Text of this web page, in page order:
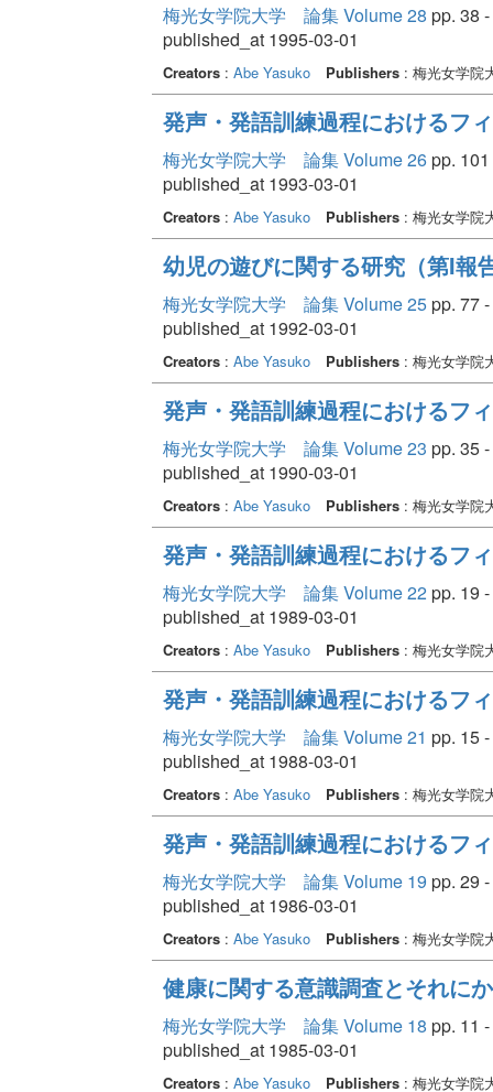
梅光女学院大学 論集 Volume 28 pp. 38
published_at 1995-03-01
Creators: Abe Yasuko Publishers: 梅光女学院
発声・発語訓練過程におけるフ
梅光女学院大学 論集 Volume 26pp. 101
published_at 1993-03-01
Creators: Abe Yasuko Publishers: 梅光女学院
幼児の遊びに関する研究（第I報
梅光女学院大学 論集 Volume 25pp. 77 -
published_at 1992-03-01
Creators: Abe Yasuko Publishers: 梅光女学院
発声・発語訓練過程におけるフ
梅光女学院大学 論集 Volume 23 pp. 35
published_at 1990-03-01
Creators: Abe Yasuko Publishers: 梅光女学院
発声・発語訓練過程におけるフ
梅光女学院大学 論集 Volume 22pp. 19 -
published_at 1989-03-01
Creators: Abe Yasuko Publishers: 梅光女学院
発声・発語訓練過程におけるフ
梅光女学院大学 論集 Volume 21 pp. 15
published_at 1988-03-01
Creators: Abe Yasuko Publishers: 梅光女学院
発声・発語訓練過程におけるフ
梅光女学院大学 論集 Volume 19 pp. 29
published_at 1986-03-01
Creators: Abe Yasuko Publishers: 梅光女学院
健康に関する意識調査とそれに
梅光女学院大学 論集 Volume 18 pp. 11
published_at 1985-03-01
Creators: Abe Yasuko Publishers: 梅光女学院